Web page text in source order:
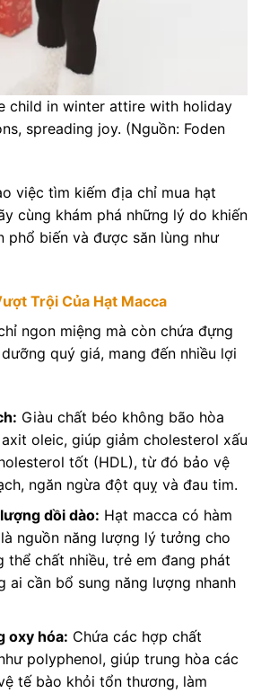
child in winter attire with holiday
spreading joy. (Nguồn: Foden
việc tìm kiếm địa chỉ mua hạt
cùng khám phá những lý do khiến
phổ biến và được săn lùng như
Trội Của Hạt Macca
ngon miệng mà còn chứa đựng
quý giá, mang đến nhiều lợi
Giàu chất béo không bão hòa
oleic, giúp giảm cholesterol xấu
tốt (HDL), từ đó bảo vệ
ngăn ngừa đột quỵ và đau tim.
dồi dào: Hạt macca có hàm
nguồn năng lượng lý tưởng cho
thể chất nhiều, trẻ em đang phát
ai cần bổ sung năng lượng nhanh
oxy hóa: Chứa các hợp chất
polyphenol, giúp trung hòa các
tế bào khỏi tổn thương, làm